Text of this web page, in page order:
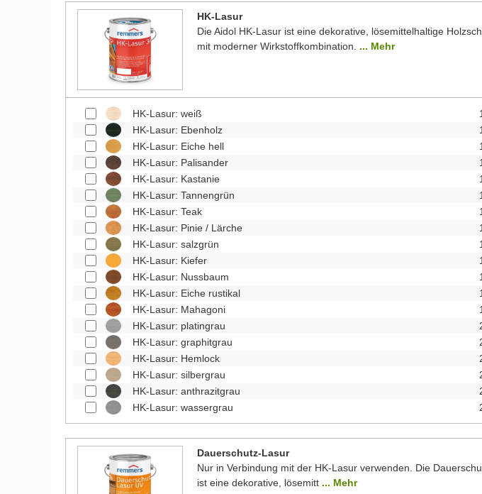
HK-Lasur
Die Aidol HK-Lasur ist eine dekorative, lösemittelhaltige
mit moderner Wirkstoffkombination. ... Mehr
HK-Lasur: weiß
HK-Lasur: Ebenholz
HK-Lasur: Eiche hell
HK-Lasur: Palisander
HK-Lasur: Kastanie
HK-Lasur: Tannengrün
HK-Lasur: Teak
HK-Lasur: Pinie / Lärche
HK-Lasur: salzgrün
HK-Lasur: Kiefer
HK-Lasur: Nussbaum
HK-Lasur: Eiche rustikal
HK-Lasur: Mahagoni
HK-Lasur: platingrau
HK-Lasur: graphitgrau
HK-Lasur: Hemlock
HK-Lasur: silbergrau
HK-Lasur: anthrazitgrau
HK-Lasur: wassergrau
Dauerschutz-Lasur
Nur in Verbindung mit der HK-Lasur verwenden. Die
ist eine dekorative, lösemitt ... Mehr